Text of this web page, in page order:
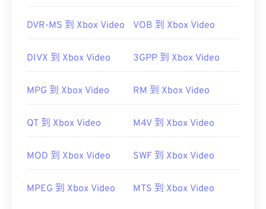
DVR-MS 到 Xbox Video VOB 到 Xbox Video
DIVX 到 Xbox Video 3GPP 到 Xbox Video
MPG 到 Xbox Video RM 到 Xbox Video
QT 到 Xbox Video M4V 到 Xbox Video
MOD 到 Xbox Video SWF 到 Xbox Video
MPEG 到 Xbox Video MTS 到 Xbox Video